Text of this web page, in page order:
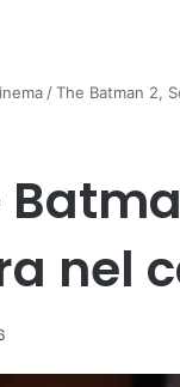
/The Batman 2,
nel